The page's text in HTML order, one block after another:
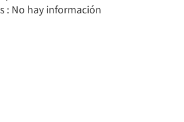
: No hay información